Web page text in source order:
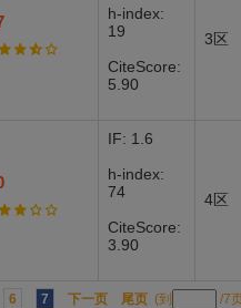
h-index:
19
CiteScore:
5.90
3区
IF: 1.6
h-index:
74
CiteScore:
3.90
4区
6 7 下一页 尾页 (到 /7